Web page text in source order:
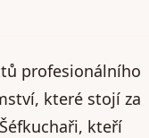
profesionálního
které stojí za
kteří